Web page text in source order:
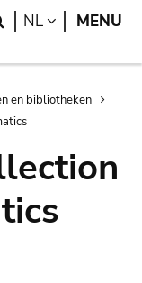
Search
NL LANGUAGE
MENU
en bibliotheken